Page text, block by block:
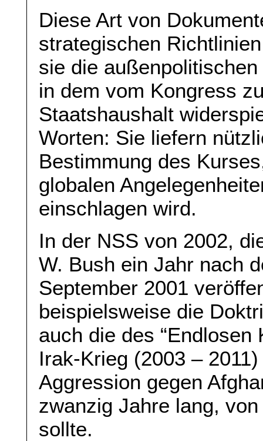
Diese Art von
strategischen
sie die
in dem vom Kongress
Staatshaushalt
Worten: Sie liefern
Bestimmung des
globalen
einschlagen wird.
In der NSS von 2002,
W. Bush ein Jahr nach
September 2001
beispielsweise die
auch die des “Endlosen
Irak-Krieg (2003 –
Aggression gegen
zwanzig Jahre lang,
sollte.